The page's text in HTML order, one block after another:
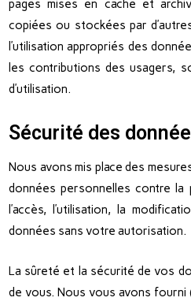
pages mises en cache et
copiées ou stockées par
l’utilisation appropriés des
les contributions des usagers,
d’utilisation.
Sécurité des
Nous avons mis place des
données personnelles contre
l’accès, l’utilisation, la
données sans votre autorisation.
La sûreté et la sécurité de vos
de vous. Nous vous avons fourni